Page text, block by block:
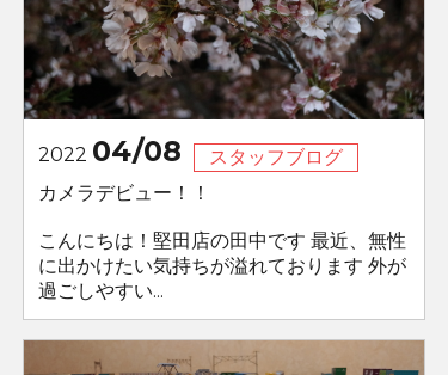
2022 04/08
スタッフブログ
カメラデビュー！！
こんにちは！堅田店の田中です 最近、無性
に出かけたい気持ちが溢れております 外が
過ごしやすい...